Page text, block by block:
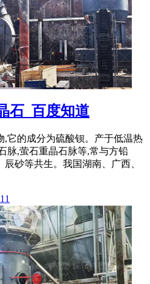
石_百度知道
,它的成分为硫酸钡。产于低温热
脉,萤石重晶石脉等,常与方铅
砂等共生。我国湖南、广西、